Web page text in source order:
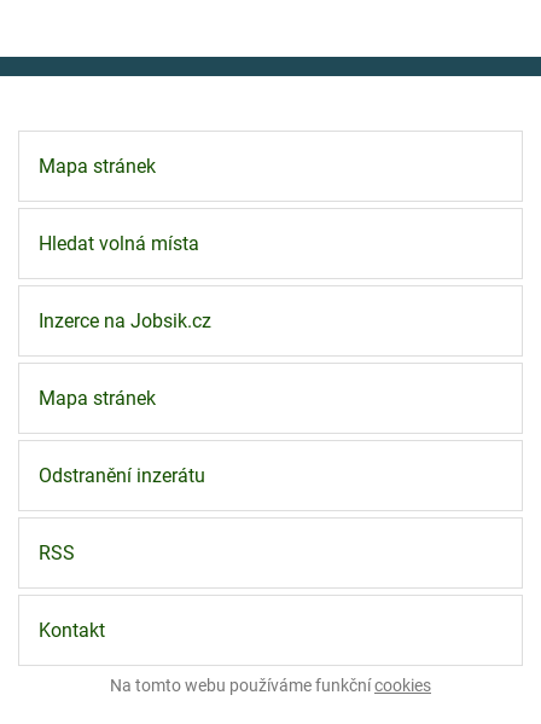
Mapa stránek
Hledat volná místa
Inzerce na Jobsik.cz
Mapa stránek
Odstranění inzerátu
RSS
Kontakt
Na tomto webu používáme funkčnícookies